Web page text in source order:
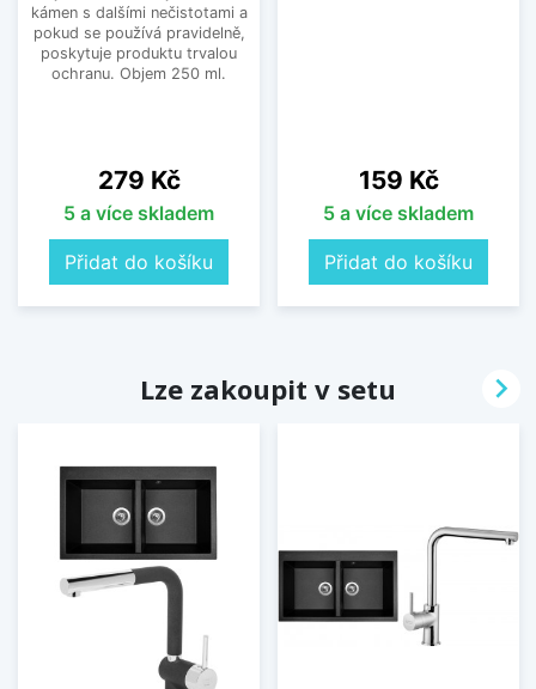
kámen s dalšími nečistotami a
pokud se používá pravidelně,
poskytuje produktu trvalou
ochranu. Objem 250 ml.
Cena
279 Kč
5 a více skladem
Přidat do košíku
Cena
159 Kč
5 a více skladem
Přidat do košíku
Lze zakoupit v setu 